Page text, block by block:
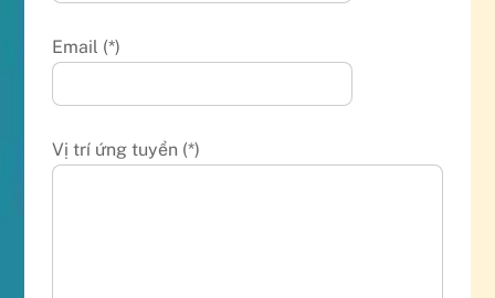
Email (*)
Vị trí ứng tuyển (*)